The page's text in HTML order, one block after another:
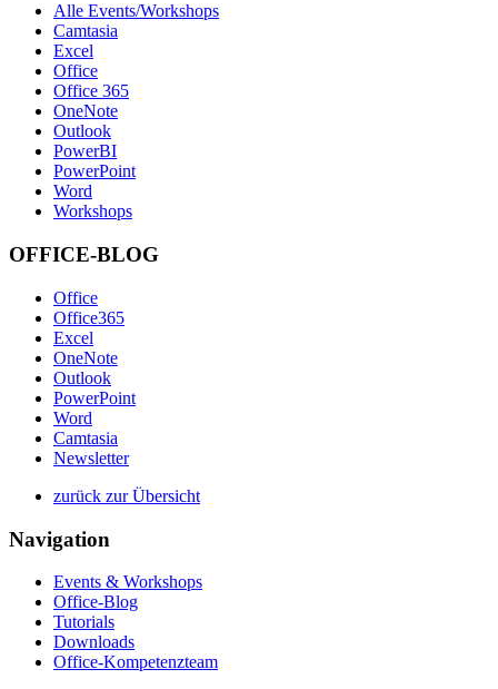
Alle Events/Workshops
Camtasia
Excel
Office
Office 365
OneNote
Outlook
PowerBI
PowerPoint
Word
Workshops
OFFICE-BLOG
Office
Office365
Excel
OneNote
Outlook
PowerPoint
Word
Camtasia
Newsletter
zurück zur Übersicht
Navigation
Events & Workshops
Office-Blog
Tutorials
Downloads
Office-Kompetenzteam